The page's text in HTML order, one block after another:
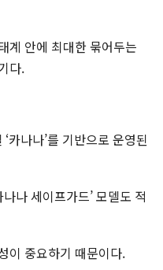
계 안에 최대한 묶어두는
다.
카나나’를 기반으로 운영된
나 세이프가드’ 모델도 적
이 중요하기 때문이다.